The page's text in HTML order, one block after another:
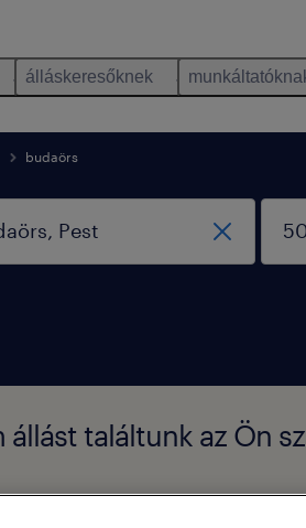
álláskeresőknek
budaörs
találtunk az Ön